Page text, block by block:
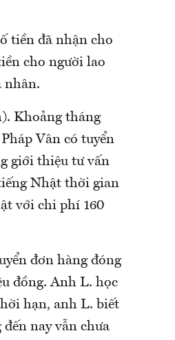
tiền đã nhận cho
cho người lao
nhân.
Khoảng tháng
Vân có tuyển
giới thiệu tư vấn
Nhật thời gian
với chi phí 160
đơn hàng đóng
đồng. Anh L. học
hạn, anh L. biết
nay vẫn chưa